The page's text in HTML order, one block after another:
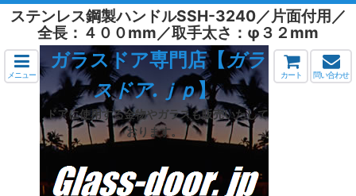
ステンレス鋼製ハンドルSSH-3240／片面付用／
全長：４００mm／取手太さ：φ３２mm
メニュー
ガラスドア専門店【ガラ
スドア.ｊｐ】
ドアに使用する金物やガラスも販売いたして
おります。
カート 問い合わせ